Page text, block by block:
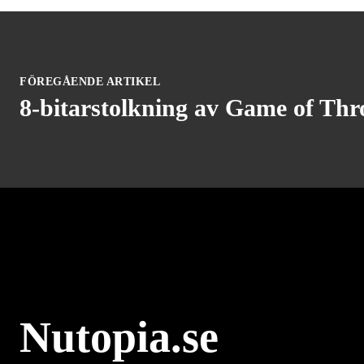
FÖREGÅENDE ARTIKEL
8-bitarstolkning av Game of
Nutopia.se